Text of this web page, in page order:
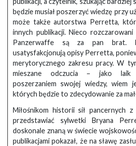
będzie musiał poszerzyć wiedzę przy
może także autorstwa Perretta,
innych publikacji. Nieco
Panzerwaffe są za pan brat.
usatysfakcjonują opisy Perretta,
merytorycznego zakresu pracy. W
mieszane odczucia – jako laik
poszerzaniem swojej wiedzy, wiem
których będzie to zdecydowanie za
Miłośnikom historii sił pancernych
przedstawiać sylwetki Bryana
doskonale znaną w świecie
publikacjami pokazał, że na sławę